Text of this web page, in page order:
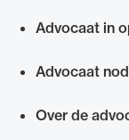
Advocaat in
Advocaat
Over de